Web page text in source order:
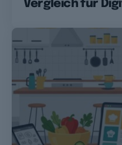
Vergleich für